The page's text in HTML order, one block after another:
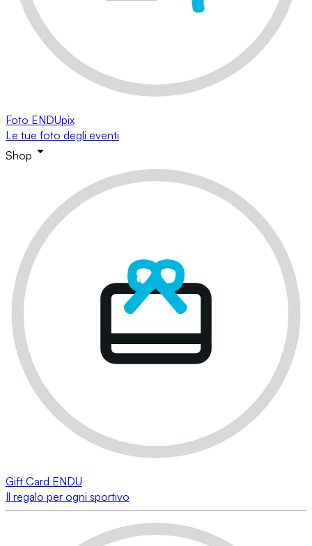
Foto ENDUpix
Le tue foto degli eventi
Shop
Gift Card ENDU
Il regalo per ogni sportivo